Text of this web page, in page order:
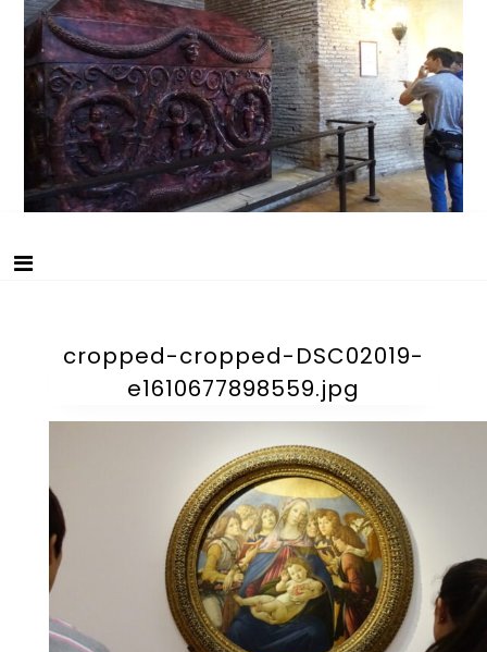
Skip
content
美術史・文化探訪
cropped-cropped-DSC02019-
e1610677898559.jpg